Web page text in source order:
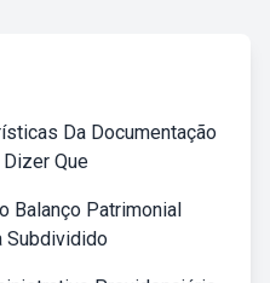
Da Documentação
Que
Balanço Patrimonial
Subdividido